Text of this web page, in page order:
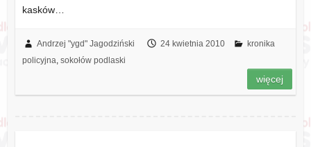
kasków…
Andrzej "ygd" Jagodziński 24 kwietnia 2010
kronika
policyjna, sokołów podlaski
więcej